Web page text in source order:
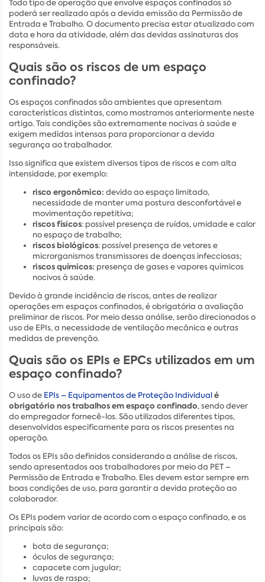
Todo tipo de operação que envolve espaços confinados só
poderá ser realizado após a devida emissão da Permissão de
Entrada e Trabalho. O documento precisa estar atualizado com
data e hora da atividade, além das devidas assinaturas dos
responsáveis.
Quais são os riscos de um espaço
confinado?
Os espaços confinados são ambientes que apresentam
características distintas, como mostramos anteriormente neste
artigo. Tais condições são extremamente nocivas à saúde e
exigem medidas intensas para proporcionar a devida
segurança ao trabalhador.
Isso significa que existem diversos tipos de riscos e com alta
intensidade, por exemplo:
risco ergonômico: devido ao espaço limitado,
necessidade de manter uma postura desconfortável e
movimentação repetitiva;
riscos físicos: possível presença de ruídos, umidade e calor
no espaço de trabalho;
riscos biológicos: possível presença de vetores e
microrganismos transmissores de doenças infecciosas;
riscos químicos: presença de gases e vapores químicos
nocivos à saúde.
Devido à grande incidência de riscos, antes de realizar
operações em espaços confinados, é obrigatória a avaliação
preliminar de riscos. Por meio dessa análise, serão direcionados o
uso de EPIs, a necessidade de ventilação mecânica e outras
medidas de prevenção.
Quais são os EPIs e EPCs utilizados em um
espaço confinado?
O uso de EPIs – Equipamentos de Proteção Individualé
obrigatório nos trabalhos em espaço confinado, sendo dever
do empregador fornecê-los. São utilizados diferentes tipos,
desenvolvidos especificamente para os riscos presentes na
operação.
Todos os EPIs são definidos considerando a análise de riscos,
sendo apresentados aos trabalhadores por meio da PET –
Permissão de Entrada e Trabalho. Eles devem estar sempre em
boas condições de uso, para garantir a devida proteção ao
colaborador.
Os EPIs podem variar de acordo com o espaço confinado, e os
principais são:
bota de segurança;
óculos de segurança;
capacete com jugular;
luvas de raspa;